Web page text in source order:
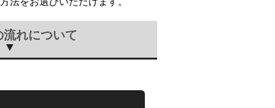
れについて